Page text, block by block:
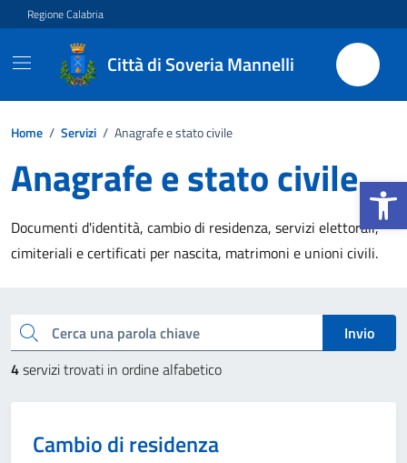
Apri la
Vai ai contenuti
Vai al footer
Regione Calabria
Città di Soveria Mannelli
Home / Servizi / Anagrafe e stato civile
Anagrafe e stato civile
Documenti d'identità, cambio di residenza, servizi elettorali,
cimiteriali e certificati per nascita, matrimoni e unioni civili.
Cerca una parola chiave
Invio
4servizi trovati in ordine alfabetico
Cambio di residenza